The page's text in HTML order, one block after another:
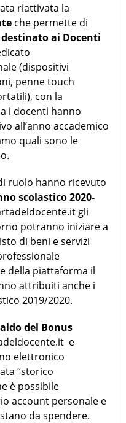
riattivata la
che permette di
ai Docenti
(dispositivi
penne touch
con la
i docenti hanno
all’anno accademico
quali sono le
ruolo hanno ricevuto
scolastico 2020-
gli
potranno iniziare a
di beni e servizi
della piattaforma il
attribuiti anche i
2019/2020.
del Bonus
e
elettronico
“storico
è possibile
account personale e
da spendere.